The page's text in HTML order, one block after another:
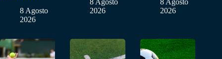
8 Agosto
2026
8 Agosto
2026
8 Agosto
2026